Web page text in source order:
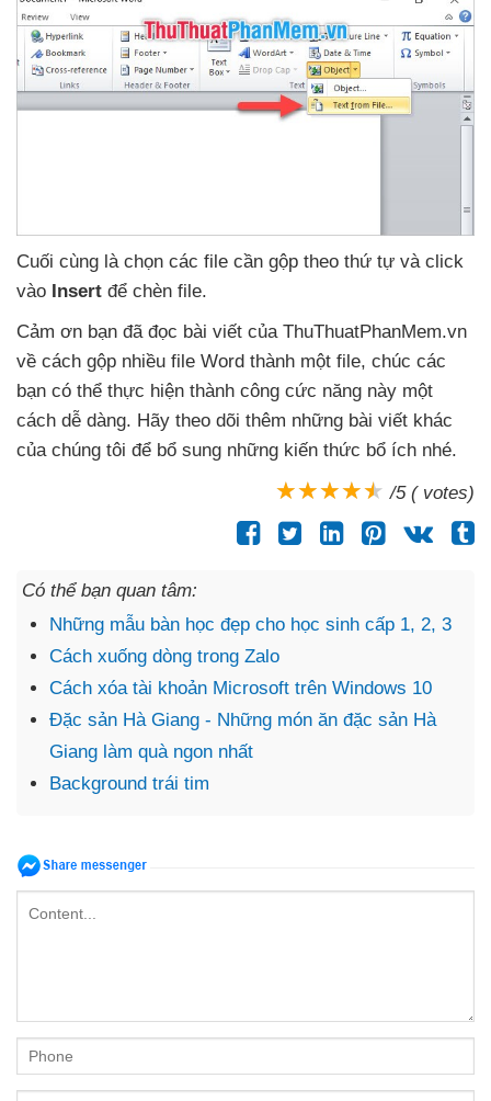
Cuối cùng là chọn các file cần gộp theo thứ tự và click
vào Insert để chèn file.
Cảm ơn bạn đã đọc bài viết của ThuThuatPhanMem.vn
về cách gộp nhiều file Word thành một file, chúc các
bạn có thể thực hiện thành công cức năng này một
cách dễ dàng. Hãy theo dõi thêm những bài viết khác
của chúng tôi để bổ sung những kiến thức bổ ích nhé.
/5 ( votes)
Có thể bạn quan tâm:
Những mẫu bàn học đẹp cho học sinh cấp 1, 2, 3
Cách xuống dòng trong Zalo
Cách xóa tài khoản Microsoft trên Windows 10
Đặc sản Hà Giang - Những món ăn đặc sản Hà
Giang làm quà ngon nhất
Background trái tim